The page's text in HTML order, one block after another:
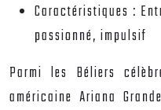
Caractéristiques :
passionné, impulsif
Parmi les Béliers
américaine Ariana